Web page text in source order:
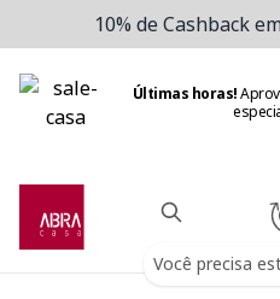
10% de Cashback
Últimas horas!
Você precisa